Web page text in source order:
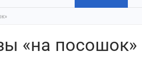
«на посошок»